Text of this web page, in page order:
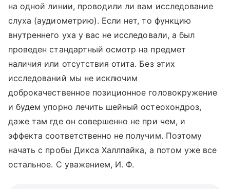
на одной линии, проводили ли вам исследование
слуха (аудиометрию). Если нет, то функцию
внутреннего уха у вас не исследовали, а был
проведен стандартный осмотр на предмет
наличия или отсутствия отита. Без этих
исследований мы не исключим
доброкачественное позиционное головокружение
и будем упорно лечить шейный остеохондроз,
даже там где он совершенно не при чем, и
эффекта соответственно не получим. Поэтому
начать с пробы Дикса Халлпайка, а потом уже все
остальное. С уважением, И. Ф.